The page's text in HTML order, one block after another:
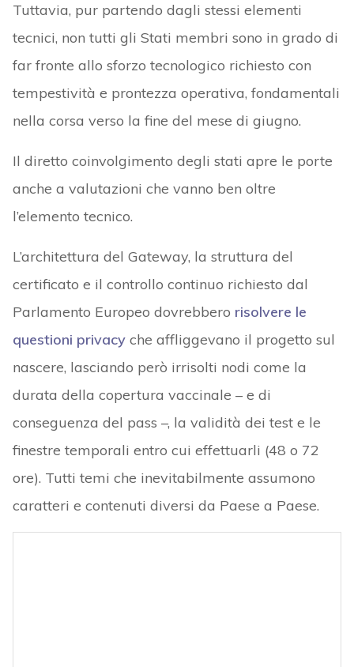
Tuttavia, pur partendo dagli stessi elementi
tecnici, non tutti gli Stati membri sono in grado di
far fronte allo sforzo tecnologico richiesto con
tempestività e prontezza operativa, fondamentali
nella corsa verso la fine del mese di giugno.
Il diretto coinvolgimento degli stati apre le porte
anche a valutazioni che vanno ben oltre
l’elemento tecnico.
L’architettura del Gateway, la struttura del
certificato e il controllo continuo richiesto dal
Parlamento Europeo dovrebbero risolvere le
questioni privacyche affliggevano il progetto sul
nascere, lasciando però irrisolti nodi come la
durata della copertura vaccinale – e di
conseguenza del pass –, la validità dei test e le
finestre temporali entro cui effettuarli (48 o 72
ore). Tutti temi che inevitabilmente assumono
caratteri e contenuti diversi da Paese a Paese.